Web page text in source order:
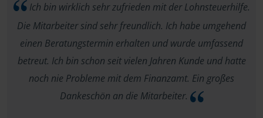
Ich bin wirklich sehr zufrieden mit der Lohnsteuerhilfe.
Die Mitarbeiter sind sehr freundlich. Ich habe umgehend
einen Beratungstermin erhalten und wurde umfassend
betreut. Ich bin schon seit vielen Jahren Kunde und hatte
noch nie Probleme mit dem Finanzamt. Ein großes
Dankeschön an die Mitarbeiter.